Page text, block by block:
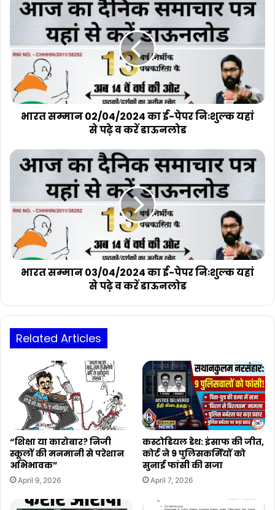
सम्मान
02/04/2024
ई-
निःशुल्क
यहां
से
डाऊनलोड
भारत सम्मान 02/04/2024 का ई-पेपर निःशुल्क यहां
से पढ़े व करें डाऊनलोड
भारत
सम्मान
03/04/2024
ई-
निःशुल्क
यहां
से
डाऊनलोड
भारत सम्मान 03/04/2024 का ई-पेपर निःशुल्क यहां
से पढ़े व करें डाऊनलोड
Related Articles
“शिक्षा या कारोबार? निजी
स्कूलों की मनमानी से परेशान
अभिभावक”
April 9, 2026
कस्टोडियल डेथ: इंसाफ की जीत,
कोर्ट ने 9 पुलिसकर्मियों को
सुनाई फांसी की सजा
April 7, 2026